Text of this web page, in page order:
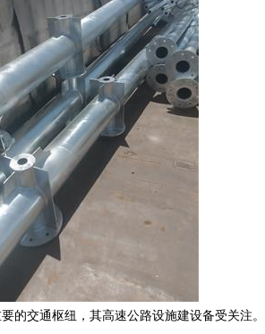
的交通枢纽，其高速公路设施建设备受关注。